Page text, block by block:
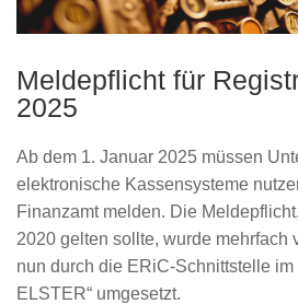
KARRIERE
KONTAKT
BLOG
Impressum
Meldepflicht für
2025
Ab dem 1. Januar 2025 müssen
elektronische Kassensysteme
Finanzamt melden. Die
2020 gelten sollte, wurde mehrfach
nun durch die ERiC-Schnittstelle im
ELSTER“ umgesetzt.